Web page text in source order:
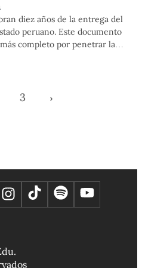
diez años de la entrega del
peruano. Este documento
completo por penetrar la
¿Hasta qué punto sus
3 ›